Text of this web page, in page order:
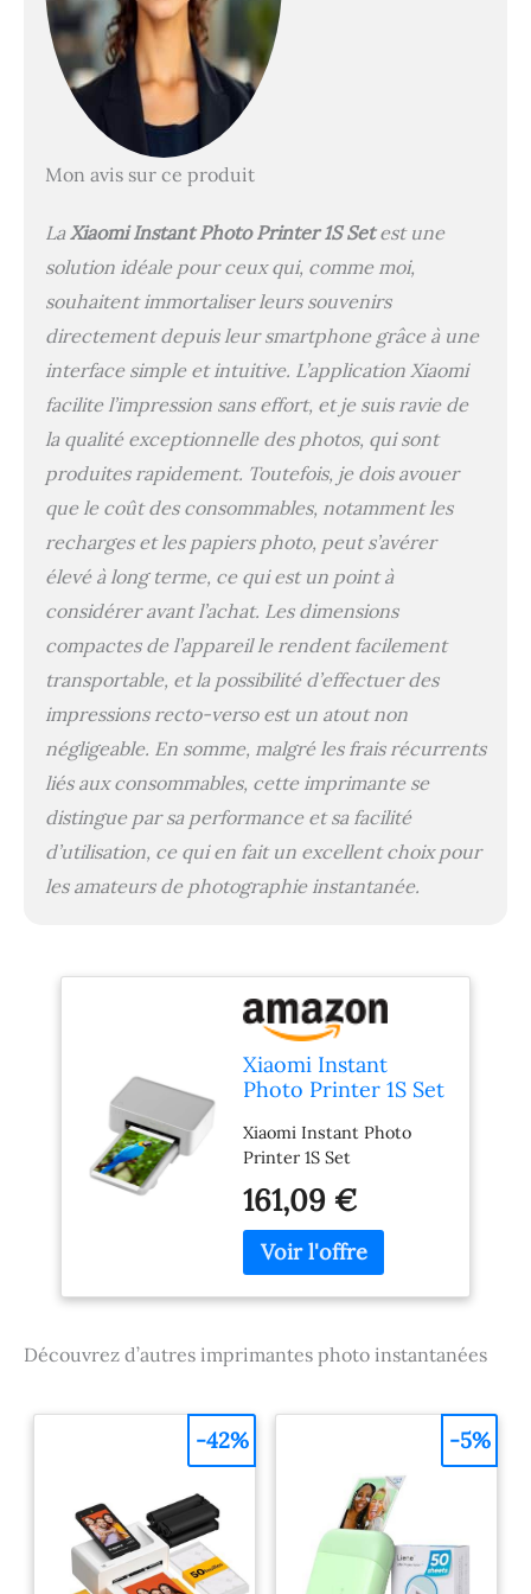
Mon avis sur ce produit
LaXiaomi Instant Photo Printer 1S Setest une
solution idéale pour ceux qui, comme moi,
souhaitent immortaliser leurs souvenirs
directement depuis leur smartphone grâce à une
interface simple et intuitive. L’application Xiaomi
facilite l’impression sans effort, et je suis ravie de
la qualité exceptionnelle des photos, qui sont
produites rapidement. Toutefois, je dois avouer
que le coût des consommables, notamment les
recharges et les papiers photo, peut s’avérer
élevé à long terme, ce qui est un point à
considérer avant l’achat. Les dimensions
compactes de l’appareil le rendent facilement
transportable, et la possibilité d’effectuer des
impressions recto-verso est un atout non
négligeable. En somme, malgré les frais récurrents
liés aux consommables, cette imprimante se
distingue par sa performance et sa facilité
d’utilisation, ce qui en fait un excellent choix pour
les amateurs de photographie instantanée.
Xiaomi Instant
Photo Printer 1S Set
Xiaomi Instant Photo
Printer 1S Set
161,09 €
Découvrez d’autres imprimantes photo instantanées
-42% -5%